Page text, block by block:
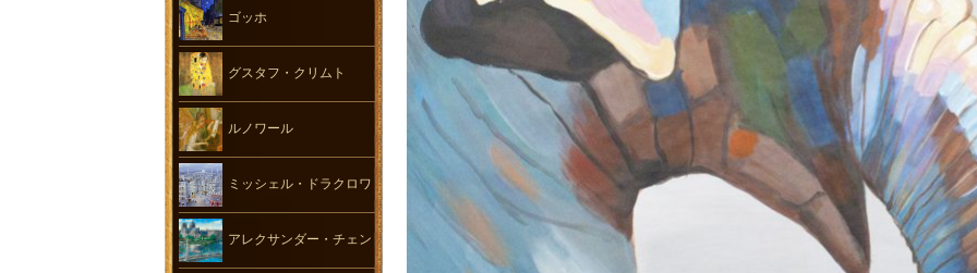
ゴッホ
グスタフ・クリムト
ルノワール
ミッシェル・ドラクロワ
アレクサンダー・チェン